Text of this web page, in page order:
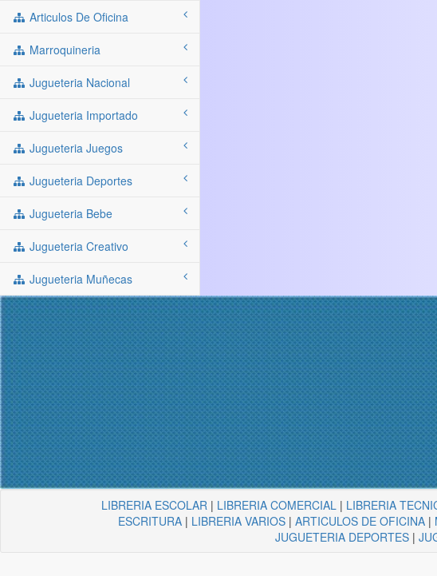
Articulos De Oficina
Marroquineria
Jugueteria Nacional
Jugueteria Importado
Jugueteria Juegos
Jugueteria Deportes
Jugueteria Bebe
Jugueteria Creativo
Jugueteria Muñecas
LIBRERIA ESCOLAR | LIBRERIA COMERCIAL | LIBRERIA
ESCRITURA| LIBRERIA VARIOS| ARTICULOS DE OFICINA|
JUGUETERIA DEPORTES|